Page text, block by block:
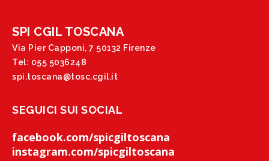
SPI CGIL TOSCANA
Via Pier Capponi, 7 50132 Firenze
Tel: 055 5036248
spi.toscana@tosc.cgil.it
SEGUICI SUI SOCIAL
facebook.com/spicgiltoscana
instagram.com/spicgiltoscana